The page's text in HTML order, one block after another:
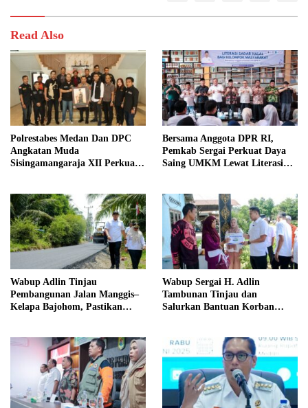
Read Also
Polrestabes Medan Dan DPC
Angkatan Muda
Sisingamangaraja XII Perkuat
Bersama Anggota DPR RI,
Pemkab Sergai Perkuat Daya
Saing UMKM Lewat Literasi
Wabup Adlin Tinjau
Pembangunan Jalan Manggis–
Kelapa Bajohom, Pastikan
Wabup Sergai H. Adlin
Tambunan Tinjau dan
Salurkan Bantuan Korban